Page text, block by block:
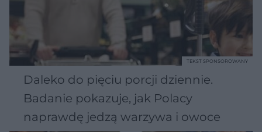
Daleko do pięciu porcji dziennie.
Badanie pokazuje, jak Polacy
naprawdę jedzą warzywa i owoce
TEKST SPONSOROWANY